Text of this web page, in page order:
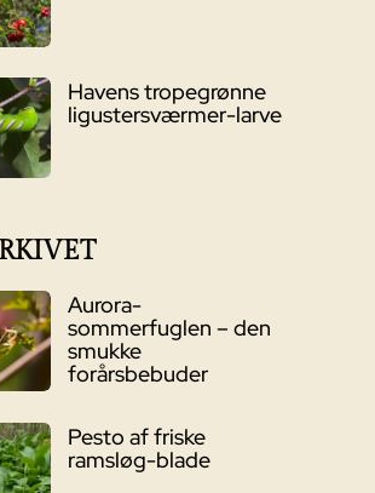
Havens tropegrønne
ligustersværmer-larve
Aurora-
sommerfuglen – den
smukke
forårsbebuder
Pesto af friske
ramsløg-blade